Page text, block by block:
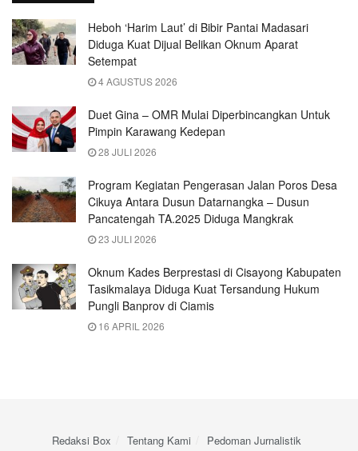
Heboh ‘Harim Laut’ di Bibir Pantai Madasari
Diduga Kuat Dijual Belikan Oknum Aparat
Setempat
4 AGUSTUS 2026
Duet Gina – OMR Mulai Diperbincangkan Untuk
Pimpin Karawang Kedepan
28 JULI 2026
Program Kegiatan Pengerasan Jalan Poros Desa
Cikuya Antara Dusun Datarnangka – Dusun
Pancatengah TA.2025 Diduga Mangkrak
23 JULI 2026
Oknum Kades Berprestasi di Cisayong Kabupaten
Tasikmalaya Diduga Kuat Tersandung Hukum
Pungli Banprov di Ciamis
16 APRIL 2026
Redaksi Box Tentang Kami Pedoman Jurnalistik